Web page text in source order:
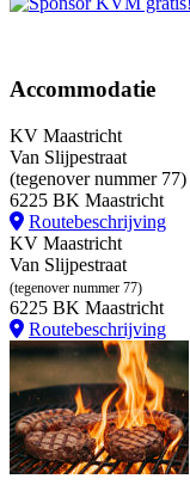
Accommodatie
KV Maastricht
Van Slijpestraat
(tegenover nummer 77)
6225 BK Maastricht
Routebeschrijving
KV Maastricht
Van Slijpestraat
(tegenover nummer 77)
6225 BK Maastricht
Routebeschrijving